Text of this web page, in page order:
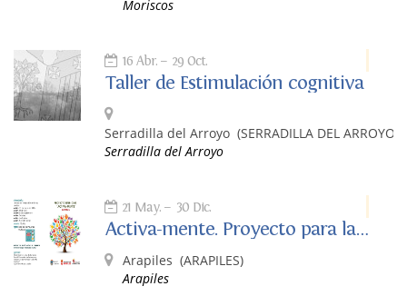
Moriscos
16 Abr. 29 Oct.
Taller de Estimulación cognitiva
Serradilla del Arroyo (SERRADILLA DEL ARROYO)
Serradilla del Arroyo
21 May. 30 Dic.
Activa-mente. Proyecto para la estimulacion cognitiva.
Arapiles (ARAPILES)
Arapiles